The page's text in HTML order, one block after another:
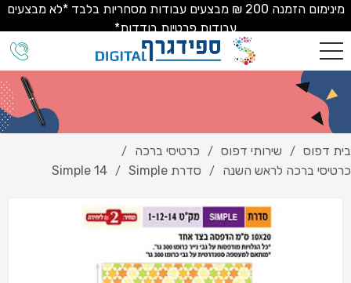
מינימום הזמנה 200 ₪ מבצעים עבודות מסחריות בלבד *לא מבצעים
עבודות פרטיות בודדות*
בית דפוס / שירותי דפוס / כרטיסי ברכה /
כרטיסי ברכה לראש השנה / סדרת Simple /
Simple 14